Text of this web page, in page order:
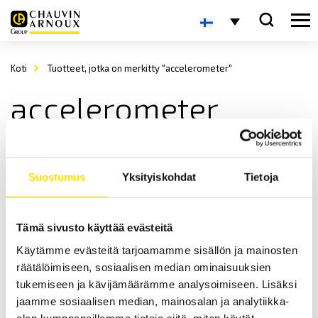
Suostumus Yksityiskohdat Tietoja
Tämä sivusto käyttää evästeitä
Käytämme evästeitä tarjoamamme sisällön ja mainosten
räätälöimiseen, sosiaalisen median ominaisuuksien
tukemiseen ja kävijämäärämme analysoimiseen. Lisäksi
jaamme sosiaalisen median, mainosalan ja analytiikka-
Koti Tuotteet, jotka on merkitty "accelerometer"
accelerometer
Biometrics Kiihtyvyysmittarit
kiihtyvyyden mittaamiseen kolmelta akselilta.